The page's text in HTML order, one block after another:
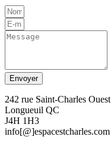
Envoyer
242 rue Saint-Charles Ouest
Longueuil QC
J4H 1H3
info[@]espacestcharles.com